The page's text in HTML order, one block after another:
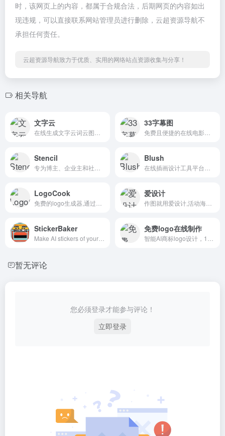
时，该网页上的内容，都属于合规合法，后期网页的内容如出
现违规，可以直接联系网站管理员进行删除，云超资源导航不
承担任何责任。
云超资源导航致力于优质、实用的网络站点资源收集与分享！
相关导航
文字云 33字幕图
Stencil Blush
LogoCook 爱设计
StickerBaker 免费logo在线制作
暂无评论
您必须登录才能参与评论！
立即登录